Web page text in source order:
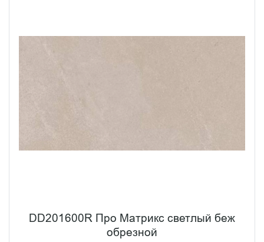
DD201600R Про Матрикс светлый беж
обрезной